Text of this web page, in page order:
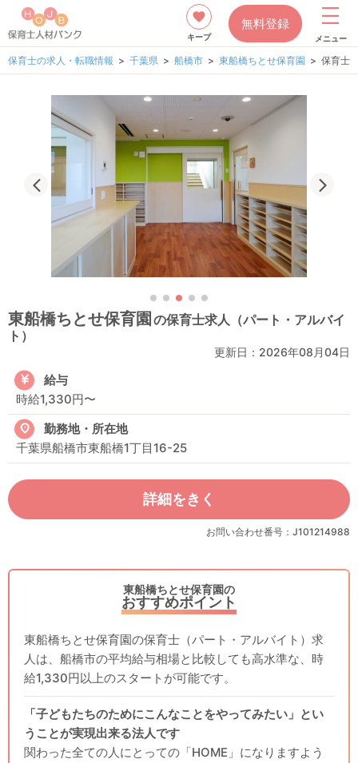
キープ
無料登録
メニュー
保育士の求人・転職情報 千葉県 船橋市 東船橋ちとせ保育園 保育士
東船橋ちとせ保育園 の保育士求人（パート・アルバイ
ト）
更新日： 2026年08月04日
給与
時給1,330円〜
勤務地・所在地
千葉県船橋市東船橋1丁目16-25
詳細をきく
お問い合わせ番号：J101214988
東船橋ちとせ保育園の
おすすめポイント
東船橋ちとせ保育園の保育士（パート・アルバイト）求
人は、船橋市の平均給与相場と比較しても高水準な、時
給1,330円以上のスタートが可能です。
「子どもたちのためにこんなことをやってみたい」とい
うことが実現出来る法人です
関わった全ての人にとっての「HOME」になりますよう